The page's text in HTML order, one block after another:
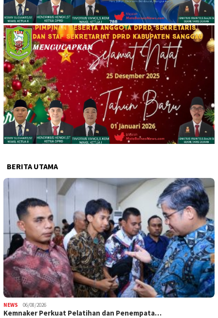
BERITA UTAMA
NEWS 06/08/2026
Kemnaker Perkuat Pelatihan dan Penempata…